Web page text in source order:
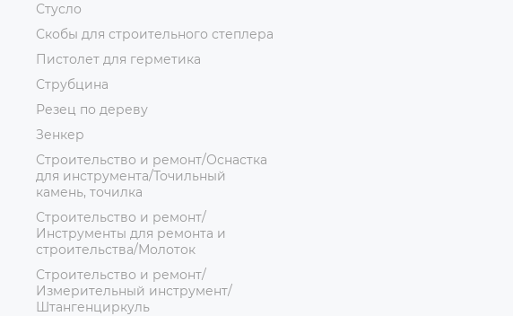
Стусло
Скобы для строительного степлера
Пистолет для герметика
Струбцина
Резец по дереву
Зенкер
Строительство и ремонт/Оснастка
для инструмента/Точильный
камень, точилка
Строительство и ремонт/
Инструменты для ремонта и
строительства/Молоток
Строительство и ремонт/
Измерительный инструмент/
Штангенциркуль